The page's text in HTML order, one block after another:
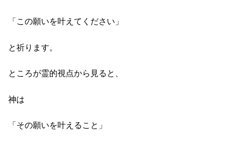
「この願いを叶えてください」
と祈ります。
ところが霊的視点から見ると、
神は
「その願いを叶えること」